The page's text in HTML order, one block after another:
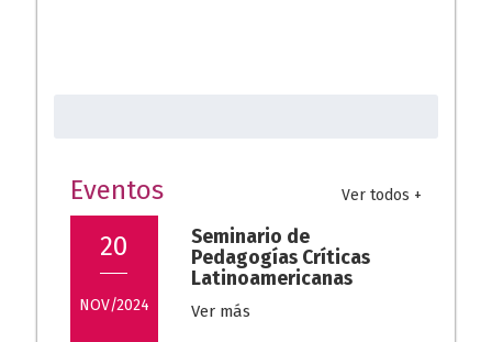
p
Eventos Ver todos +
20
NOV/2024
Seminario de
Pedagogías Críticas
Latinoamericanas
Ver más